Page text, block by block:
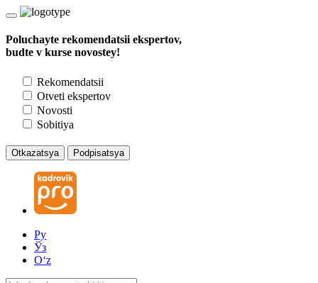
Poluchayte rekomendatsii ekspertov,
budte v kurse novostey!
Rekomendatsii
Otveti ekspertov
Novosti
Sobitiya
Otkazatsya Podpisatsya
Ру
Ўз
Oʻz